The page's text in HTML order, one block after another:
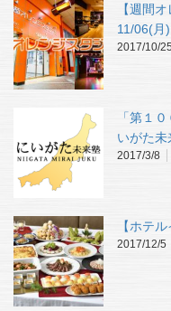
【週間
11/06(月
2017/10/25
「第１
いがた
2017/3/8
【ホテ
2017/12/5